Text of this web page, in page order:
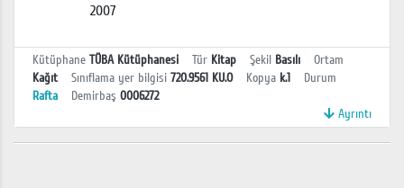
2007
Kütüphane TÜBA Kütüphanesi Tür Kitap Şekil Basılı
Ortam
Kağıt
Sınıflama yer bilgisi 720.9561 KU.O Kopya k.1
Durum
Rafta
Demirbaş 0006272
Ayrıntı